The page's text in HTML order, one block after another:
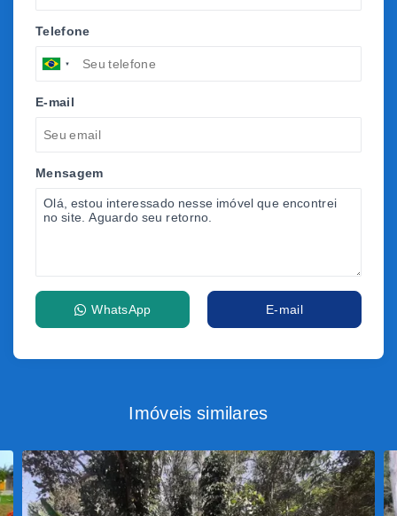
Telefone
E-mail
Mensagem
WhatsApp E-mail
Imóveis similares